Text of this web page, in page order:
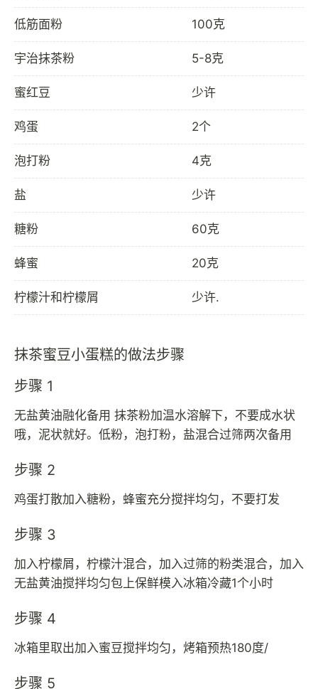
低筋面粉 100克
宇治抹茶粉 5-8克
蜜红豆 少许
鸡蛋 2个
泡打粉 4克
盐 少许
糖粉 60克
蜂蜜 20克
柠檬汁和柠檬屑 少许.
抹茶蜜豆小蛋糕的做法步骤
步骤 1
无盐黄油融化备用 抹茶粉加温水溶解下，不要成水状
哦，泥状就好。低粉，泡打粉，盐混合过筛两次备用
步骤 2
鸡蛋打散加入糖粉，蜂蜜充分搅拌均匀，不要打发
步骤 3
加入柠檬屑，柠檬汁混合，加入过筛的粉类混合，加入
无盐黄油搅拌均匀包上保鲜模入冰箱冷藏1个小时
步骤 4
冰箱里取出加入蜜豆搅拌均匀，烤箱预热180度/
步骤 5